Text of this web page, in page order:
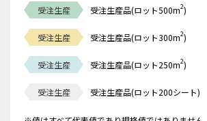
受注生産 受注生産品(ロット500m2)
受注生産 受注生産品(ロット300m2)
受注生産 受注生産品(ロット250m2)
受注生産 受注生産品(ロット200シート)